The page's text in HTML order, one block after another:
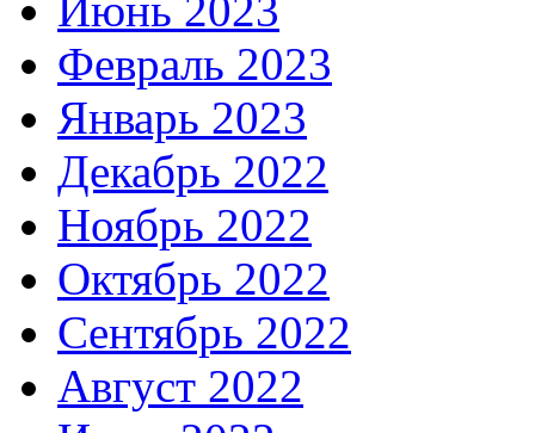
Февраль 2023
Январь 2023
Декабрь 2022
Ноябрь 2022
Октябрь 2022
Сентябрь 2022
Август 2022